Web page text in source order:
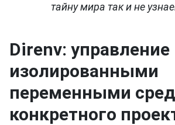
тайну мира так и не
Direnv: управление
изолированными
переменными
конкретного